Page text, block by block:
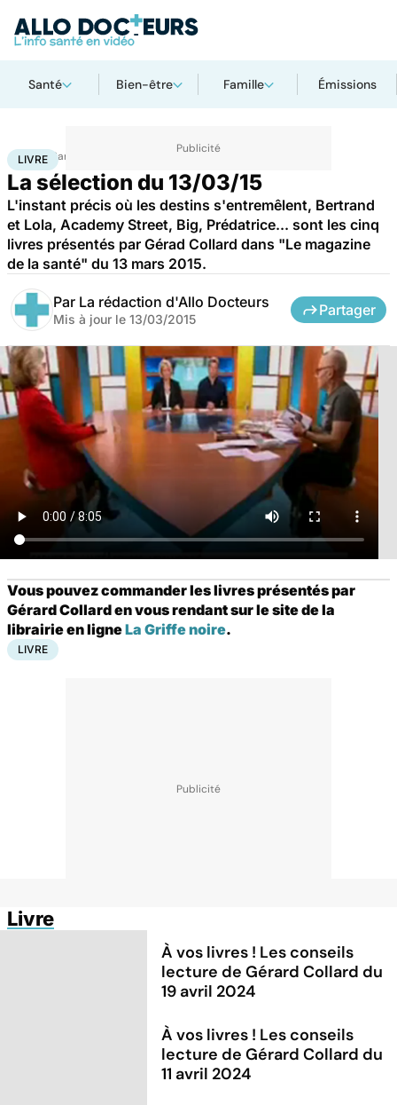
Santé Bien-être Famille Émissions
Accueil Santé
LIVRE
La sélection du 13/03/15
L'instant précis où les destins s'entremêlent, Bertrand
et Lola, Academy Street, Big, Prédatrice... sont les cinq
livres présentés par Gérad Collard dans "Le magazine
de la santé" du 13 mars 2015.
Par La rédaction d'Allo Docteurs
Mis à jour le 13/03/2015
Partager
Vous pouvez commander les livres présentés par
Gérard Collard en vous rendant sur le site de la
librairie en ligneLa Griffe noire.
LIVRE
Livre
À vos livres ! Les conseils
lecture de Gérard Collard du
19 avril 2024
À vos livres ! Les conseils
lecture de Gérard Collard du
11 avril 2024